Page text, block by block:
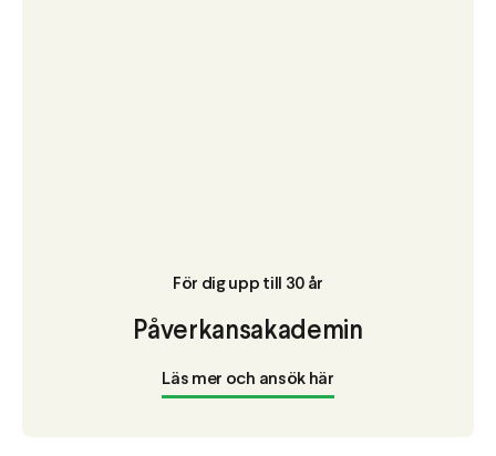
För dig upp till 30 år
Påverkansakademin
Läs mer och ansök här